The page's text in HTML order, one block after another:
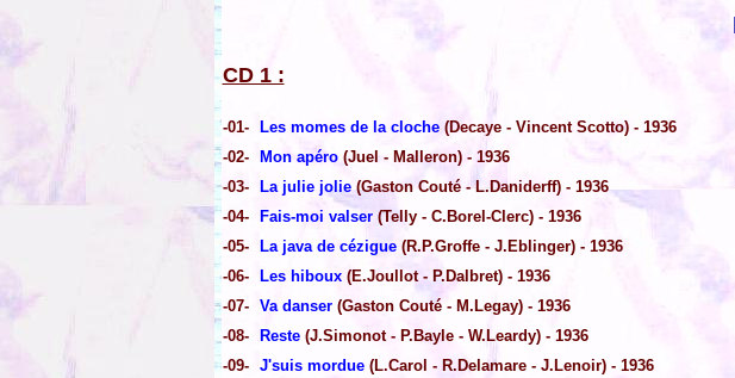
CD 1 :
-01- Les momes de la cloche(Decaye - Vincent Scotto) - 1936
-02-
Mon apéro (Juel - Malleron) - 1936
-03-
La julie jolie(Gaston Couté - L.Daniderff) - 1936
-04-
Fais-moi valser(Telly - C.Borel-Clerc) - 1936
-05-
La java de cézigue(R.P.Groffe - J.Eblinger) - 1936
-06-
Les hiboux(E.Joullot - P.Dalbret) - 1936
-07-
Va danser(Gaston Couté - M.Legay) - 1936
-08-
Reste(J.Simonot - P.Bayle - W.Leardy) - 1936
-09-
J'suis mordue(L.Carol - R.Delamare - J.Lenoir) - 1936